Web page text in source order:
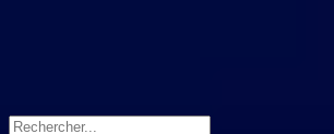
Rechercher: